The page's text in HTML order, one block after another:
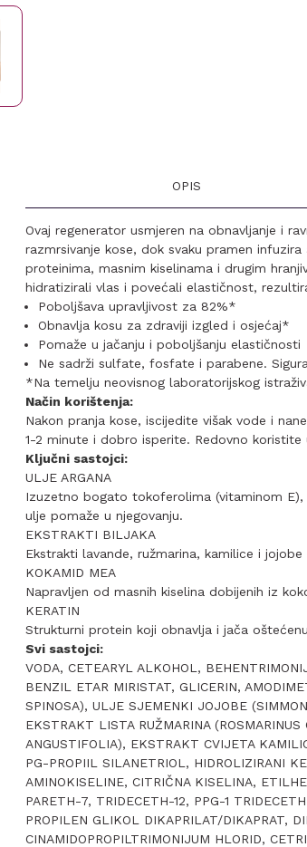
OPIS
Ovaj regenerator usmjeren na obnavljanje i
razmrsivanje kose, dok svaku pramen
proteinima, masnim kiselinama i drugim
hidratizirali vlas i povećali elastičnost,
Poboljšava upravljivost za 82%*
Obnavlja kosu za zdraviji izgled i osjećaj*
Pomaže u jačanju i poboljšanju elastičnosti
Ne sadrži sulfate, fosfate i parabene.
*Na temelju neovisnog laboratorijskog
Način korištenja:
Nakon pranja kose, iscijedite višak vode i
1-2 minute i dobro isperite. Redovno
Ključni sastojci:
ULJE ARGANA
Izuzetno bogato tokoferolima (vitaminom E),
ulje pomaže u njegovanju.
EKSTRAKTI BILJAKA
Ekstrakti lavande, ružmarina, kamilice i jojobe
KOKAMID MEA
Napravljen od masnih kiselina dobijenih iz
KERATIN
Strukturni protein koji obnavlja i jača
Svi sastojci:
VODA, CETEARYL ALKOHOL,
BENZIL ETAR MIRISTAT, GLICERIN,
SPINOSA), ULJE SJEMENKI JOJOBE
EKSTRAKT LISTA RUŽMARINA
ANGUSTIFOLIA), EKSTRAKT CVIJETA
PG-PROPIIL SILANETRIOL, HIDROLIZIRANI
AMINOKISELINE, CITRIČNA KISELINA,
PARETH-7, TRIDECETH-12, PPG-1
PROPILEN GLIKOL DIKAPRILAT/DIKAPRAT,
CINAMIDOPROPILTRIMONIJUM HLORID,